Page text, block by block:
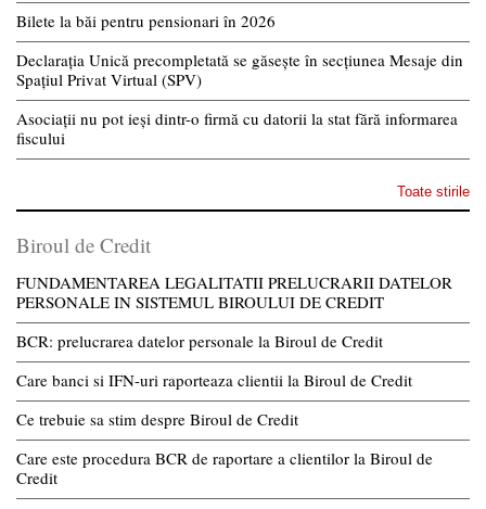
Bilete la băi pentru pensionari în 2026
Declarația Unică precompletată se găsește în secțiunea Mesaje din
Spațiul Privat Virtual (SPV)
Asociații nu pot ieși dintr-o firmă cu datorii la stat fără informarea
fiscului
Toate stirile
Biroul de Credit
FUNDAMENTAREA LEGALITATII PRELUCRARII DATELOR
PERSONALE IN SISTEMUL BIROULUI DE CREDIT
BCR: prelucrarea datelor personale la Biroul de Credit
Care banci si IFN-uri raporteaza clientii la Biroul de Credit
Ce trebuie sa stim despre Biroul de Credit
Care este procedura BCR de raportare a clientilor la Biroul de
Credit